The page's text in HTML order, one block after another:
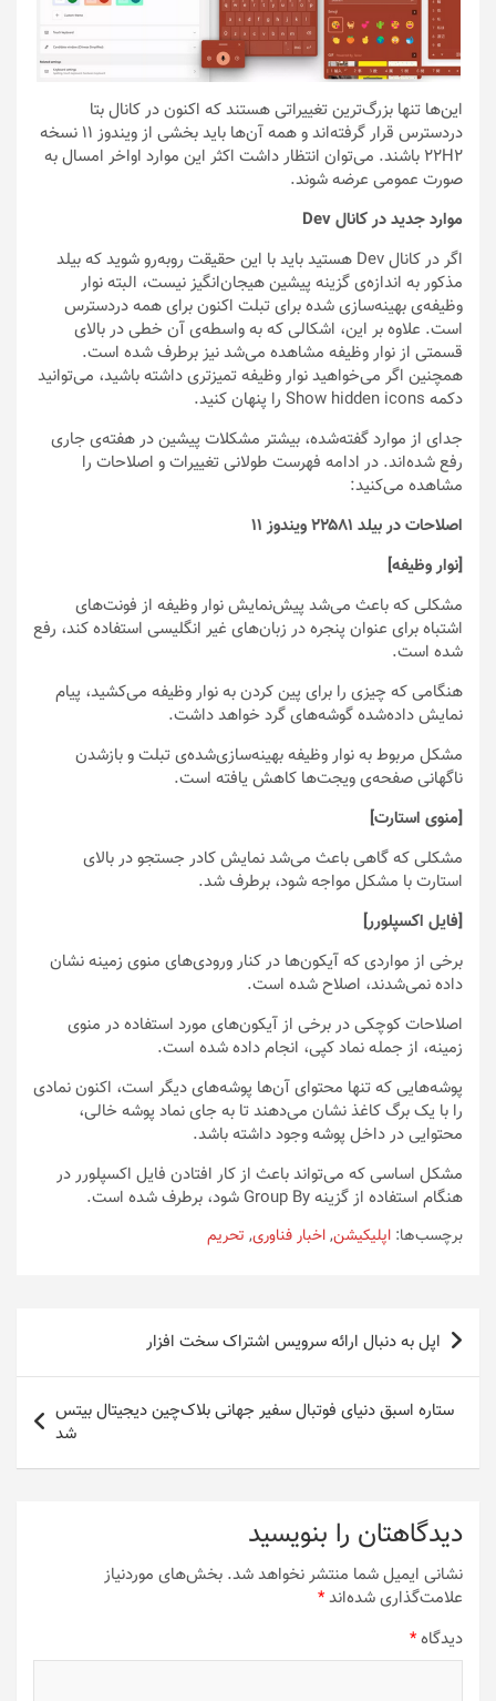
این‌ها تنها بزرگ‌ترین تغییراتی هستند که اکنون در کانال بتا
دردسترس قرار گرفته‌اند و همه آن‌ها باید بخشی از ویندوز ۱۱ نسخه
22H2 باشند. می‌توان انتظار داشت اکثر این موارد اواخر امسال به
صورت عمومی عرضه شوند.
موارد جدید در کانال Dev
اگر در کانال Dev هستید باید با این حقیقت روبه‌رو شوید که بیلد
مذکور به اندازه‌ی گزینه پیشین هیجان‌انگیز نیست، البته نوار
وظیفه‌ی بهینه‌سازی شده برای تبلت اکنون برای همه دردسترس
است. علاوه بر این، اشکالی که به واسطه‌ی آن خطی در بالای
قسمتی از نوار وظیفه مشاهده می‌شد نیز برطرف شده است.
همچنین اگر می‌خواهید نوار وظیفه تمیزتری داشته باشید، می‌توانید
دکمه Show hidden icons را پنهان کنید.
جدای از موارد گفته‌شده، بیشتر مشکلات پیشین در هفته‌ی جاری
رفع شده‌اند. در ادامه فهرست طولانی تغییرات و اصلاحات را
مشاهده می‌کنید:
اصلاحات در بیلد ۲۲۵۸۱ ویندوز ۱۱
[نوار وظیفه]
مشکلی که باعث می‌شد پیش‌نمایش نوار وظیفه از فونت‌های
اشتباه برای عنوان پنجره در زبان‌های غیر انگلیسی استفاده کند، رفع
شده است.
هنگامی که چیزی را برای پین کردن به نوار وظیفه می‌کشید، پیام
نمایش‌ داده‌شده گوشه‌های گرد خواهد داشت.
مشکل مربوط به نوار وظیفه بهینه‌سازی‌شده‌ی تبلت و بازشدن
ناگهانی صفحه‌ی ویجت‌ها کاهش یافته است.
[منوی استارت]
مشکلی که گاهی باعث می‌شد نمایش کادر جستجو در بالای
استارت با مشکل مواجه شود، برطرف شد.
[فایل اکسپلورر]
برخی از مواردی که آیکون‌ها در کنار ورودی‌های منوی زمینه نشان
داده نمی‌شدند، اصلاح شده است.
اصلاحات کوچکی در برخی از آیکون‌های مورد استفاده در منوی
زمینه، از جمله نماد کپی، انجام داده شده است.
پوشه‌هایی که تنها محتوای آن‌ها پوشه‌های دیگر است، اکنون نمادی
را با یک برگ کاغذ نشان می‌دهند تا به جای نماد پوشه خالی،
محتوایی در داخل پوشه وجود داشته باشد.
مشکل اساسی که می‌تواند باعث از کار افتادن فایل اکسپلورر در
هنگام استفاده از گزینه Group By شود، برطرف شده است.
برچسب‌ها: اپلیکیشن,اخبار فناوری, تحریم
راهبری
نوشتهاپل به دنبال ارائه سرویس اشتراک سخت افزار
ستاره اسبق دنیای فوتبال سفیر جهانی بلاک‌چین دیجیتال بیتس
شد
دیدگاهتان را بنویسید
نشانی ایمیل شما منتشر نخواهد شد. بخش‌های موردنیاز
علامت‌گذاری شده‌اند*
دیدگاه*